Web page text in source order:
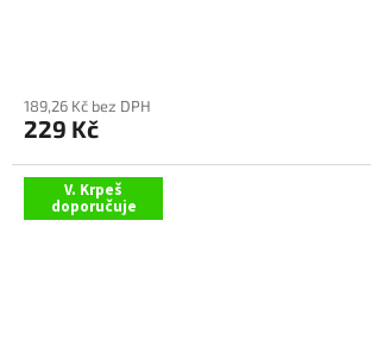
189,26 Kč bez DPH
229 Kč
V. Krpeš
doporučuje